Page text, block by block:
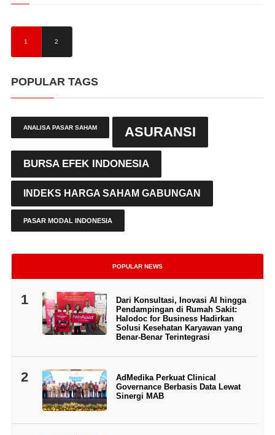
1 2
POPULAR TAGS
ANALISA PASAR SAHAM ASURANSI
BURSA EFEK INDONESIA
INDEKS HARGA SAHAM GABUNGAN
PASAR MODAL INDONESIA
POPULAR NEWS
1
Dari Konsultasi, Inovasi AI hingga
Pendampingan di Rumah Sakit:
Halodoc for Business Hadirkan
Solusi Kesehatan Karyawan yang
Benar-Benar Terintegrasi
2
AdMedika Perkuat Clinical
Governance Berbasis Data Lewat
Sinergi MAB